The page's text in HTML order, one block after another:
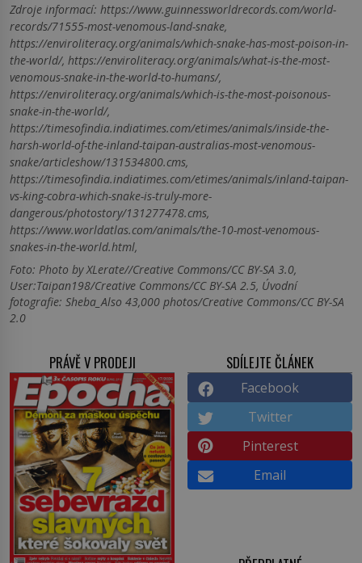
Zdroje informací: https://www.guinnessworldrecords.com/world-
records/71555-most-venomous-land-snake,
https://enviroliteracy.org/animals/which-snake-has-most-poison-in-
the-world/, https://enviroliteracy.org/animals/what-is-the-most-
venomous-snake-in-the-world-to-humans/,
https://enviroliteracy.org/animals/which-is-the-most-poisonous-
snake-in-the-world/,
https://timesofindia.indiatimes.com/etimes/animals/inside-the-
harsh-world-of-the-inland-taipan-australias-most-venomous-
snake/articleshow/131534800.cms,
https://timesofindia.indiatimes.com/etimes/animals/inland-taipan-
vs-king-cobra-which-snake-is-truly-more-
dangerous/photostory/131277478.cms,
https://www.worldatlas.com/animals/the-10-most-venomous-
snakes-in-the-world.html,
Foto: Photo by XLerate//Creative Commons/CC BY-SA 3.0,
User:Taipan198/Creative Commons/CC BY-SA 2.5, Úvodní
fotografie: Sheba_Also 43,000 photos/Creative Commons/CC BY-SA
2.0
PRÁVĚ V PRODEJI SDÍLEJTE ČLÁNEK
Facebook
Twitter
Pinterest
Email